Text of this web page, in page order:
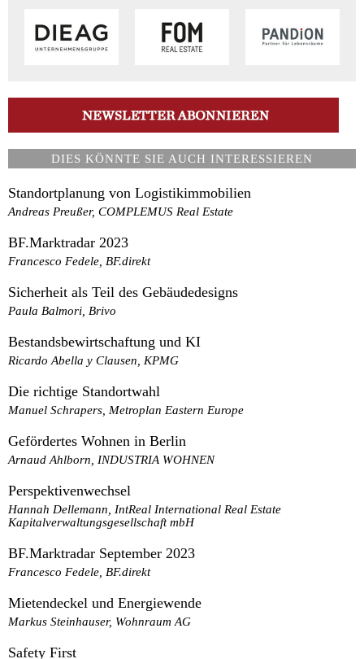
DIES KÖNNTE SIE AUCH INTERESSIEREN
Standortplanung von Logistikimmobilien
Andreas Preußer, COMPLEMUS Real Estate
BF.Marktradar 2023
Francesco Fedele, BF.direkt
Sicherheit als Teil des Gebäudedesigns
Paula Balmori, Brivo
Bestandsbewirtschaftung und KI
Ricardo Abella y Clausen, KPMG
Die richtige Standortwahl
Manuel Schrapers, Metroplan Eastern Europe
Gefördertes Wohnen in Berlin
Arnaud Ahlborn, INDUSTRIA WOHNEN
Perspektivenwechsel
Hannah Dellemann, IntReal International Real Estate
Kapitalverwaltungsgesellschaft mbH
BF.Marktradar September 2023
Francesco Fedele, BF.direkt
Mietendeckel und Energiewende
Markus Steinhauser, Wohnraum AG
Safety First